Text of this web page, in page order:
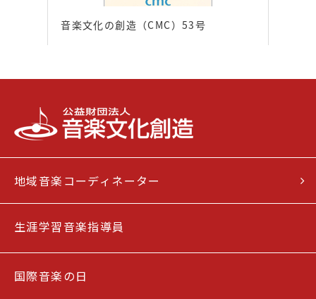
音楽文化の創造（CMC）53号
地域音楽コーディネーター
生涯学習音楽指導員
国際音楽の日